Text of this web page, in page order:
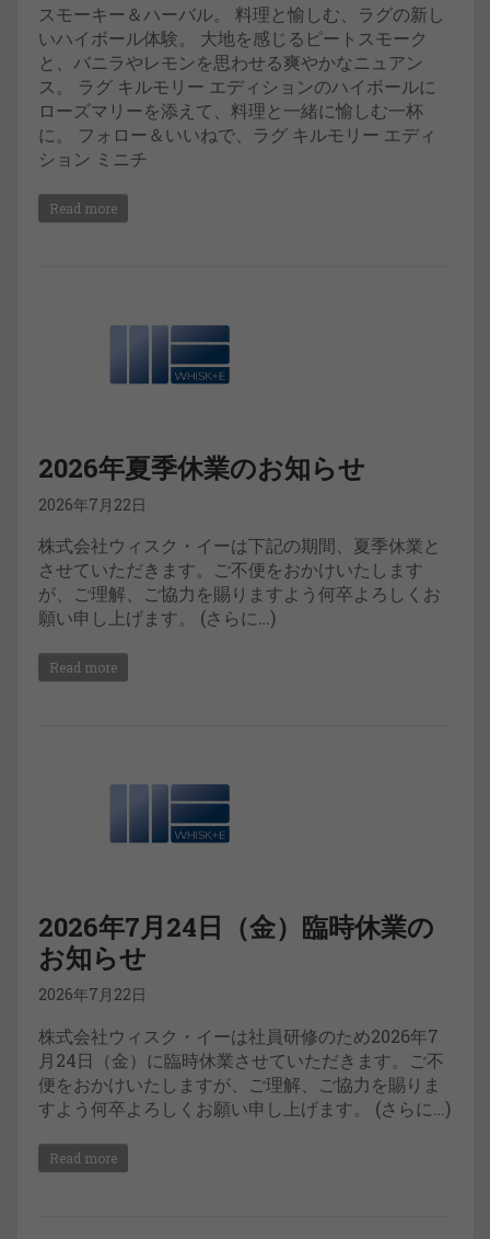
スモーキー＆ハーバル。 料理と愉しむ、ラグの新し
いハイボール体験。 大地を感じるピートスモーク
と、バニラやレモンを思わせる爽やかなニュアン
ス。 ラグ キルモリー エディションのハイボールに
ローズマリーを添えて、料理と一緒に愉しむ一杯
に。 フォロー＆いいねで、ラグ キルモリー エディ
ション ミニチ
Read more
2026年夏季休業のお知らせ
2026年7月22日
株式会社ウィスク・イーは下記の期間、夏季休業と
させていただきます。ご不便をおかけいたします
が、ご理解、ご協力を賜りますよう何卒よろしくお
願い申し上げます。 (さらに…)
Read more
2026年7月24日（金）臨時休業の
お知らせ
2026年7月22日
株式会社ウィスク・イーは社員研修のため2026年7
月24日（金）に臨時休業させていただきます。ご不
便をおかけいたしますが、ご理解、ご協力を賜りま
すよう何卒よろしくお願い申し上げます。 (さらに…)
Read more